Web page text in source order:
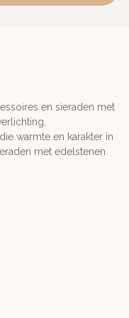
en sieraden met
warmte en karakter in
met edelstenen